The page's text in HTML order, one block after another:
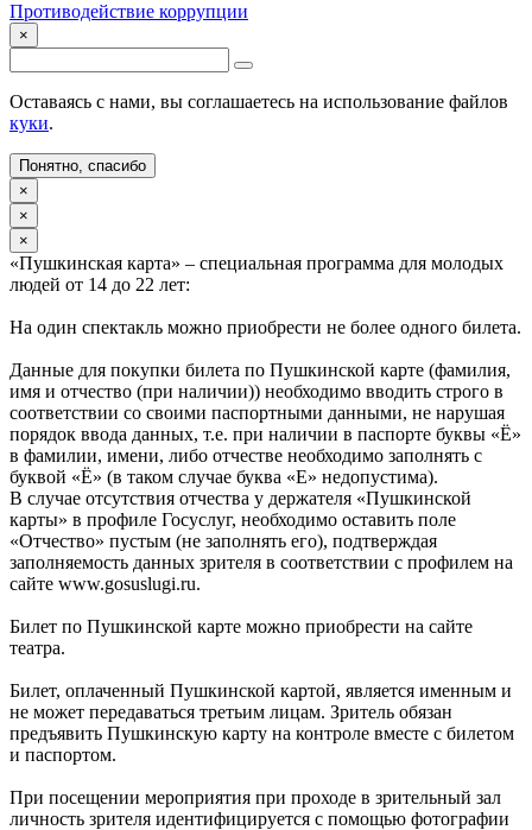
Противодействие коррупции
×
Оставаясь с нами, вы соглашаетесь на использование файлов
куки.
Понятно, спасибо
×
×
×
«Пушкинская карта» – специальная программа для молодых
людей от 14 до 22 лет:
На один спектакль можно приобрести не более одного билета.
Данные для покупки билета по Пушкинской карте (фамилия,
имя и отчество (при наличии)) необходимо вводить строго в
соответствии со своими паспортными данными, не нарушая
порядок ввода данных, т.е. при наличии в паспорте буквы «Ё»
в фамилии, имени, либо отчестве необходимо заполнять с
буквой «Ё» (в таком случае буква «Е» недопустима).
В случае отсутствия отчества у держателя «Пушкинской
карты» в профиле Госуслуг, необходимо оставить поле
«Отчество» пустым (не заполнять его), подтверждая
заполняемость данных зрителя в соответствии с профилем на
сайте www.gosuslugi.ru.
Билет по Пушкинской карте можно приобрести на сайте
театра.
Билет, оплаченный Пушкинской картой, является именным и
не может передаваться третьим лицам. Зритель обязан
предъявить Пушкинскую карту на контроле вместе с билетом
и паспортом.
При посещении мероприятия при проходе в зрительный зал
личность зрителя идентифицируется с помощью фотографии